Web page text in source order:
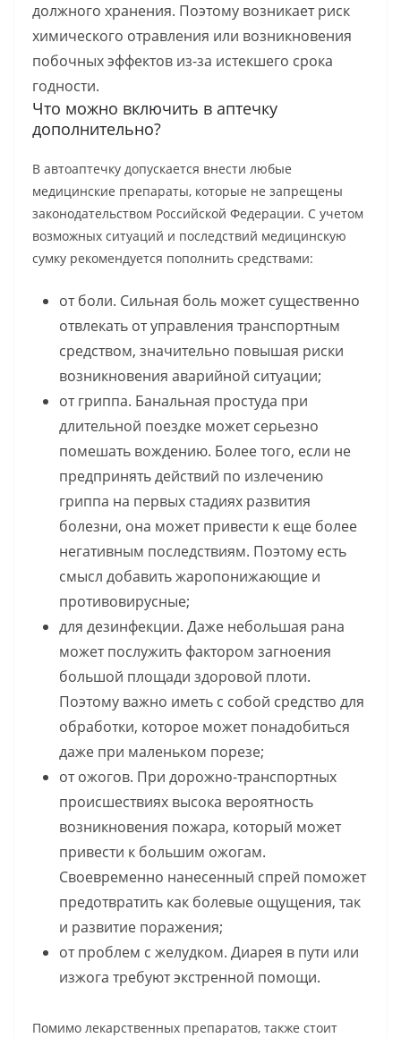
должного хранения. Поэтому возникает риск
химического отравления или возникновения
побочных эффектов из-за истекшего срока
годности.
Что можно включить в аптечку
дополнительно?
В автоаптечку допускается внести любые
медицинские препараты, которые не запрещены
законодательством Российской Федерации. С учетом
возможных ситуаций и последствий медицинскую
сумку рекомендуется пополнить средствами:
от боли. Сильная боль может существенно
отвлекать от управления транспортным
средством, значительно повышая риски
возникновения аварийной ситуации;
от гриппа. Банальная простуда при
длительной поездке может серьезно
помешать вождению. Более того, если не
предпринять действий по излечению
гриппа на первых стадиях развития
болезни, она может привести к еще более
негативным последствиям. Поэтому есть
смысл добавить жаропонижающие и
противовирусные;
для дезинфекции. Даже небольшая рана
может послужить фактором загноения
большой площади здоровой плоти.
Поэтому важно иметь с собой средство для
обработки, которое может понадобиться
даже при маленьком порезе;
от ожогов. При дорожно-транспортных
происшествиях высока вероятность
возникновения пожара, который может
привести к большим ожогам.
Своевременно нанесенный спрей поможет
предотвратить как болевые ощущения, так
и развитие поражения;
от проблем с желудком. Диарея в пути или
изжога требуют экстренной помощи.
Помимо лекарственных препаратов, также стоит